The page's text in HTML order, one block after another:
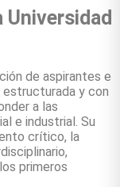
de aspirantes e
estructurada y con
a las
e industrial. Su
crítico, la
primeros